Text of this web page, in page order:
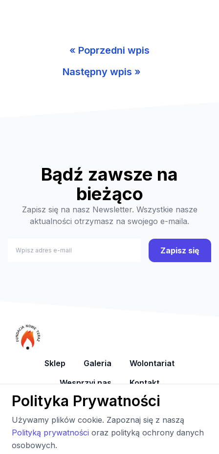
« Poprzedni wpis
Następny wpis »
Bądź zawsze na
bieżąco
Zapisz się na nasz Newsletter. Wszystkie nasze
aktualności otrzymasz na swojego e-maila.
Zapisz się
Sklep Galeria
Wolontariat
Wesprzyj nas
Kontakt
YouTube Facebook
Copyright © 2014–2026 by Fundacja Nowe Teraz
Polityka Prywatności
Używamy plików cookie. Zapoznaj się z naszą
Polityką prywatności oraz polityką ochrony danych
osobowych.